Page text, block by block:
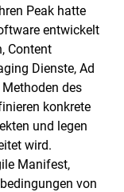
Peak hatte
entwickelt
Content
Dienste, Ad
des
konkrete
und legen
wird.
Manifest,
von